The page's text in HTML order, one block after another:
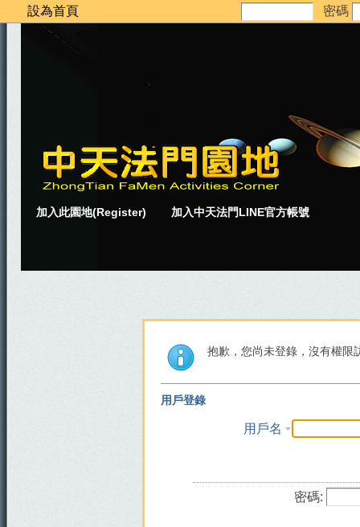
設為首頁 密碼
加入此園地(Register) 加入中天法門LINE官方帳號
抱歉，您尚未登錄，沒有權限
用戶登錄
用戶名
密碼: